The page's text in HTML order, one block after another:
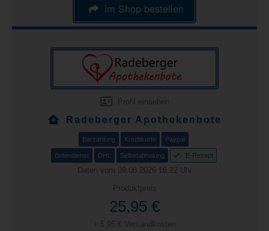
im Shop bestellen
Profil einsehen
Radeberger Apothekenbote
Barzahlung Kreditkarte Paypal
Botendienst DHL Selbstabholung E-Rezept
Daten vom 09.08.2026 16:22 Uhr
Produktpreis
25,95 €
+ 5,95 € Versandkosten